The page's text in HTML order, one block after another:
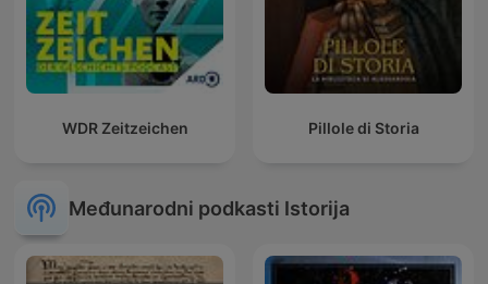
WDR Zeitzeichen Pillole di Storia
Međunarodni podkasti Istorija